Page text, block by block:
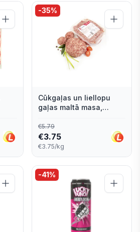
-35%
Cūkgaļas un liellopu
gaļas maltā masa,
€5.79
€3.75
€3.75/kg
-41%